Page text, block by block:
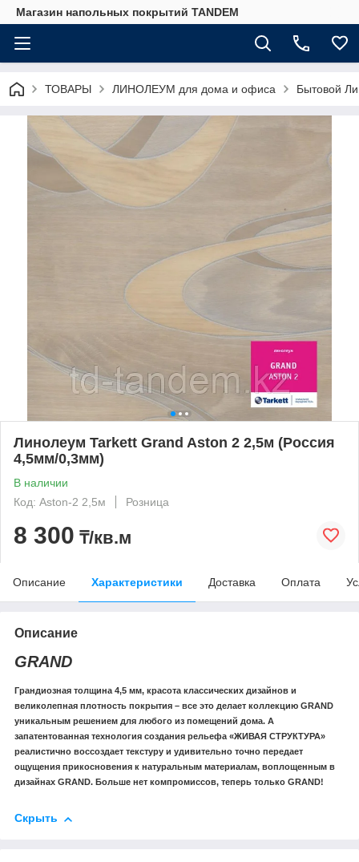
Магазин напольных покрытий TANDEM
ТОВАРЫ ЛИНОЛЕУМ для дома и офиса Бытовой
Линолеум Tarkett Grand Aston 2 2,5м (Россия
4,5мм/0,3мм)
В наличии
Код: Aston-2 2,5м
Розница
8 300 ₸/кв.м
Описание Характеристики Доставка Оплата
Описание
GRAND
Грандиозная толщина 4,5 мм, красота классических дизайнов и
великолепная плотность покрытия – все это делает коллекцию GRAND
уникальным решением для любого из помещений дома. А
запатентованная технология создания рельефа «ЖИВАЯ СТРУКТУРА»
реалистично воссоздает текстуру и удивительно точно передает
ощущения прикосновения к натуральным материалам, воплощенным в
дизайнах GRAND. Больше нет компромиссов, теперь только GRAND!
Скрыть